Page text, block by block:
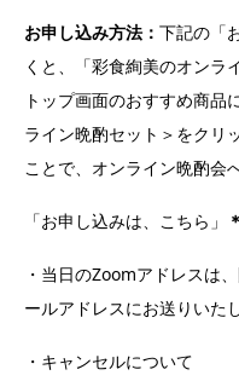
お申し込み方法： 下記の「
くと、「彩食絢美のオンラ
トップ画面のおすすめ商
ライン晩酌セット＞をクリ
ことで、オンライン晩酌会
「お申し込みは、こちら」
・当日のZoomアドレスは
ールアドレスにお送りいた
・キャンセルについて